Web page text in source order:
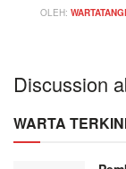
OLEH:
Discussion
WARTA